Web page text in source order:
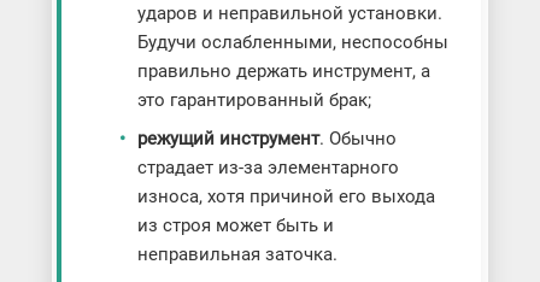
ударов и неправильной установки.
Будучи ослабленными, неспособны
правильно держать инструмент, а
это гарантированный брак;
режущий инструмент. Обычно
страдает из-за элементарного
износа, хотя причиной его выхода
из строя может быть и
неправильная заточка.